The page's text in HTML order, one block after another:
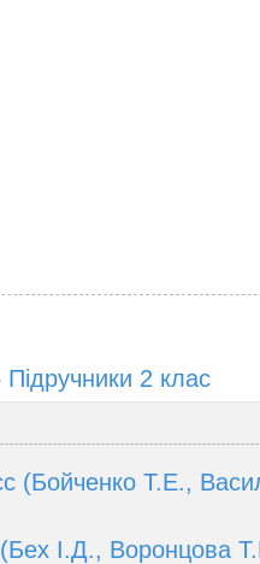
Підручники 2 клас
(Бойченко Т.Е.,
І.Д., Воронцова